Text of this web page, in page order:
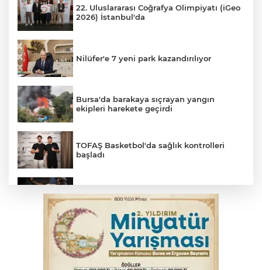
22. Uluslararası Coğrafya Olimpiyatı (iGeo
2026) İstanbul'da
Nilüfer'e 7 yeni park kazandırılıyor
Bursa'da barakaya sıçrayan yangın
ekipleri harekete geçirdi
TOFAŞ Basketbol'da sağlık kontrolleri
başladı
Yargıtay’dan primle çalışanlara müjde
Polisin 'dur' ihtarına uymadı, ceza
duvarına tosladı